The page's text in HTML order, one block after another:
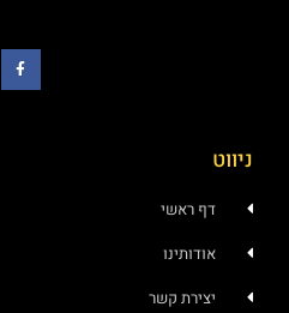
ניווט
דף ראשי
אודותינו
יצירת קשר